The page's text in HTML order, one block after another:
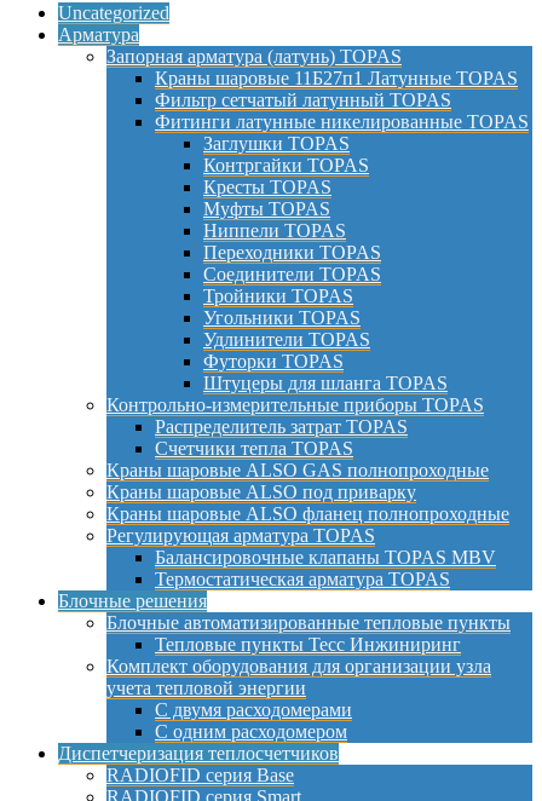
Uncategorized
Арматура
Запорная арматура (латунь) TOPAS
Краны шаровые 11Б27п1 Латунные TOPAS
Фильтр сетчатый латунный TOPAS
Фитинги латунные никелированные TOPAS
Заглушки TOPAS
Контргайки TOPAS
Кресты TOPAS
Муфты TOPAS
Ниппели TOPAS
Переходники TOPAS
Соединители TOPAS
Тройники TOPAS
Угольники TOPAS
Удлинители TOPAS
Футорки TOPAS
Штуцеры для шланга TOPAS
Контрольно-измерительные приборы TOPAS
Распределитель затрат TOPAS
Счетчики тепла TOPAS
Краны шаровые ALSO GAS полнопроходные
Краны шаровые ALSO под приварку
Краны шаровые ALSO фланец полнопроходные
Регулирующая арматура TOPAS
Балансировочные клапаны TOPAS MBV
Термостатическая арматура TOPAS
Блочные решения
Блочные автоматизированные тепловые пункты
Тепловые пункты Тесс Инжиниринг
Комплект оборудования для организации узла
учета тепловой энергии
С двумя расходомерами
С одним расходомером
Диспетчеризация теплосчетчиков
RADIOFID серия Base
RADIOFID серия Smart